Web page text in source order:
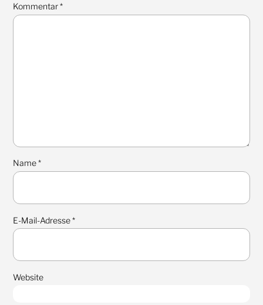
Kommentar*
Name*
E-Mail-Adresse*
Website